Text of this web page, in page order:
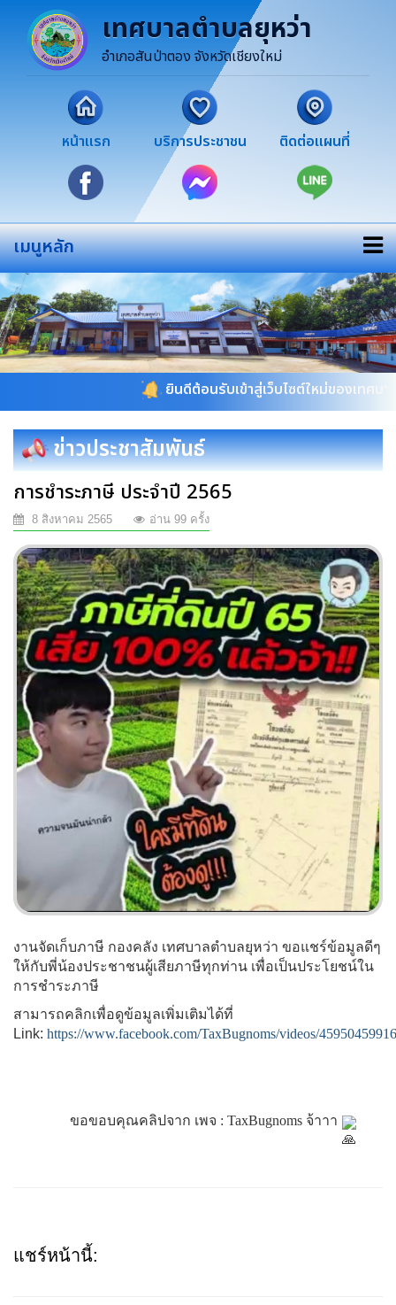
เทศบาลตำบลยุหว่า
อำเภอสันป่าตอง จังหวัดเชียงใหม่
หน้าแรก บริการประชาชน ติดต่อแผนที่
เมนูหลัก
ยินดีต้อนรับเข้าสู่เว็บไซต์ใหม่ของเทศบาลตำบ
ข่าวประชาสัมพันธ์
การชำระภาษี ประจำปี 2565
8 สิงหาคม 2565 อ่าน 99 ครั้ง
งานจัดเก็บภาษี กองคลัง เทศบาลตำบลยุหว่า ขอแชร์ข้อมูลดีๆ
ให้กับพี่น้องประชาชนผู้เสียภาษีทุกท่าน เพื่อเป็นประโยชน์ใน
การชำระภาษี
สามารถคลิกเพื่อดูข้อมูลเพิ่มเติมได้ที่
Link: https://www.facebook.com/TaxBugnoms/videos/
		ขอขอบคุณคลิปจาก เพจ : TaxBugnoms จ้าาา
แชร์หน้านี้: